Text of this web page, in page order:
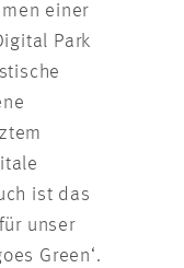
einer
Park
ist das
unser
Green‘.